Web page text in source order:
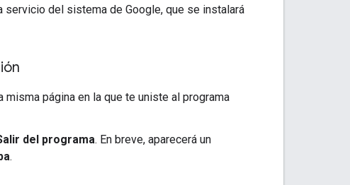
servicio del sistema de Google, que se instalará
misma página en la que te uniste al programa
del programa. En breve, aparecerá un
.